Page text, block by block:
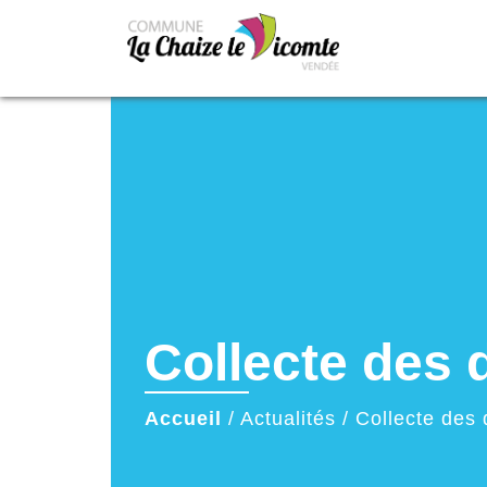
Collecte des
Accueil / Actualités / Collecte des